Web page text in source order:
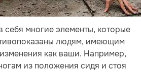
себя многие элементы, которые
людям, имеющим
как ваши. Например,
из положения сидя и стоя